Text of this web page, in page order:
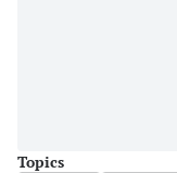
Topics